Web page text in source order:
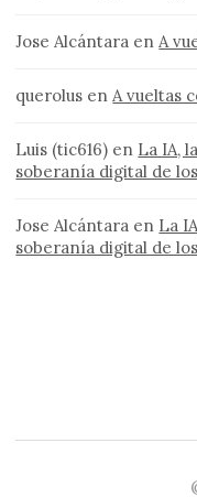
Jose Alcántara enA
querolus enA vueltas
Luis (tic616) en La IA,
soberanía digital de
Jose Alcántara en La
soberanía digital de